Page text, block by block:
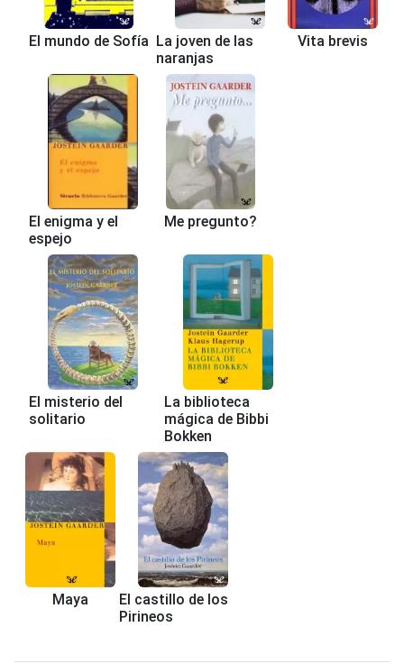
El mundo de Sofía La joven de las
naranjas
Vita brevis
El enigma y el
espejo
Me pregunto?
El misterio del
solitario
La biblioteca
mágica de Bibbi
Bokken
Maya
El castillo de los
Pirineos